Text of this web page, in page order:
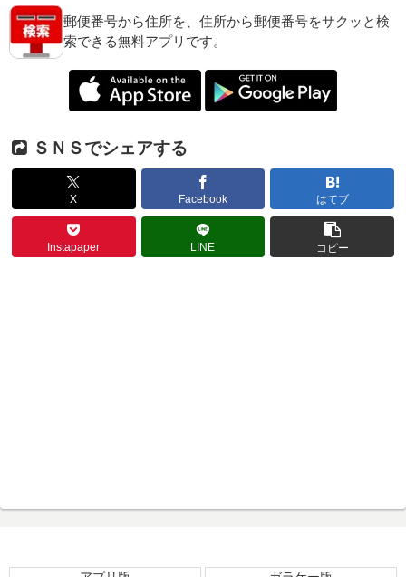
郵便番号から住所を、住所から郵便番号をサクッと検
索できる無料アプリです。
ＳＮＳでシェアする
X Facebook はてブ
Instapaper LINE コピー